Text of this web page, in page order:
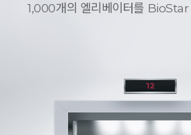
1,000개의 엘리베이터를